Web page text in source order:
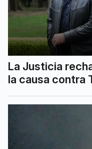
La Justicia
la causa contra